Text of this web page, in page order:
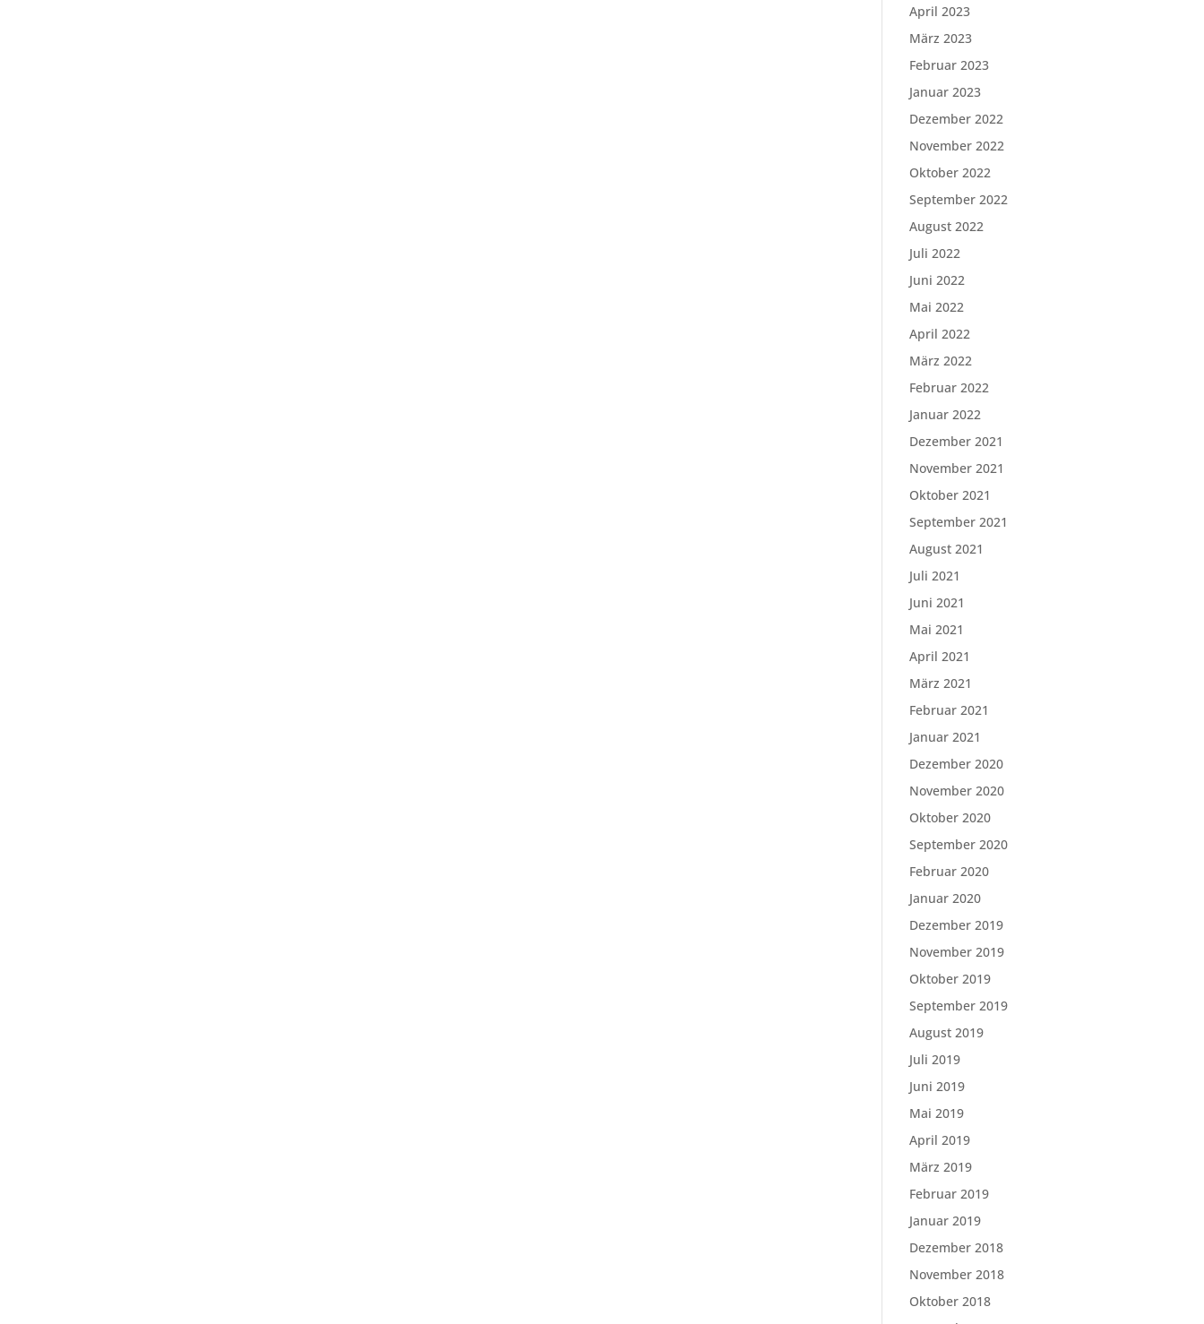
April 2023
März 2023
Februar 2023
Januar 2023
Dezember 2022
November 2022
Oktober 2022
September 2022
August 2022
Juli 2022
Juni 2022
Mai 2022
April 2022
März 2022
Februar 2022
Januar 2022
Dezember 2021
November 2021
Oktober 2021
September 2021
August 2021
Juli 2021
Juni 2021
Mai 2021
April 2021
März 2021
Februar 2021
Januar 2021
Dezember 2020
November 2020
Oktober 2020
September 2020
Februar 2020
Januar 2020
Dezember 2019
November 2019
Oktober 2019
September 2019
August 2019
Juli 2019
Juni 2019
Mai 2019
April 2019
März 2019
Februar 2019
Januar 2019
Dezember 2018
November 2018
Oktober 2018